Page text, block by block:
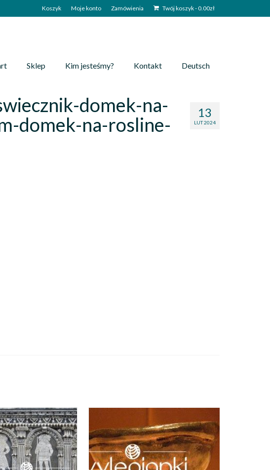
Koszyk Moje konto Zamówienia Twój koszyk-0.00zł
Sklep Kim jesteśmy? Kontakt Deutsch
13
LUT 2024
domek-na-
domek-na-rosline-